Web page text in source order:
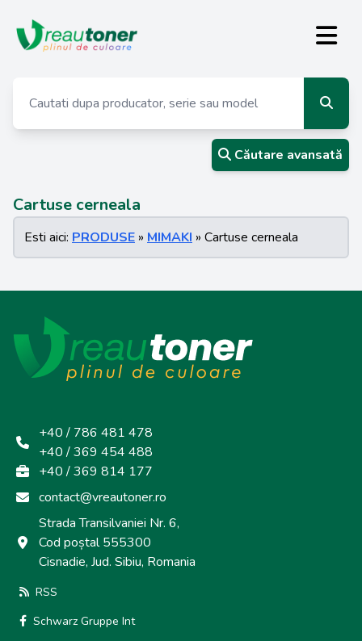
Căutare avansată
Cartuse cerneala
Esti aici: PRODUSE » MIMAKI » Cartuse cerneala
+40 / 786 481 478
+40 / 369 454 488
+40 / 369 814 177
contact@vreautoner.ro
Strada Transilvaniei Nr. 6,
Cod poștal 555300
Cisnadie, Jud. Sibiu, Romania
RSS
Schwarz Gruppe Int